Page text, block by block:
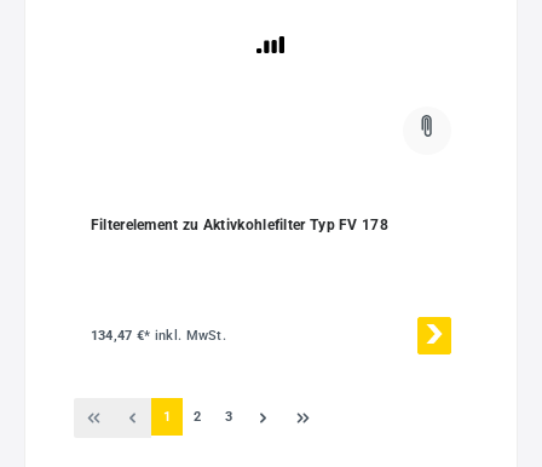
Filterelement zu Aktivkohlefilter Typ FV 178
134,47 €* inkl. MwSt.
Seite
1 Seite
2 Seite
3